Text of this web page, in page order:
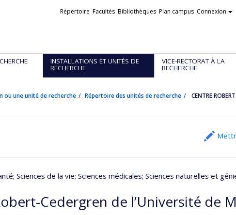
Liens
Répertoire Facultés Bibliothèques Plan campus Connexion
INSTALLATIONS ET UNITÉS DE
RECHERCHE
VICE-RECTORAT À LA
RECHERCHE
ou une unité de recherche Répertoire des unités de recherche CENTRE
; Sciences de la vie; Sciences médicales; Sciences naturelles et
Cedergren de l’Université de